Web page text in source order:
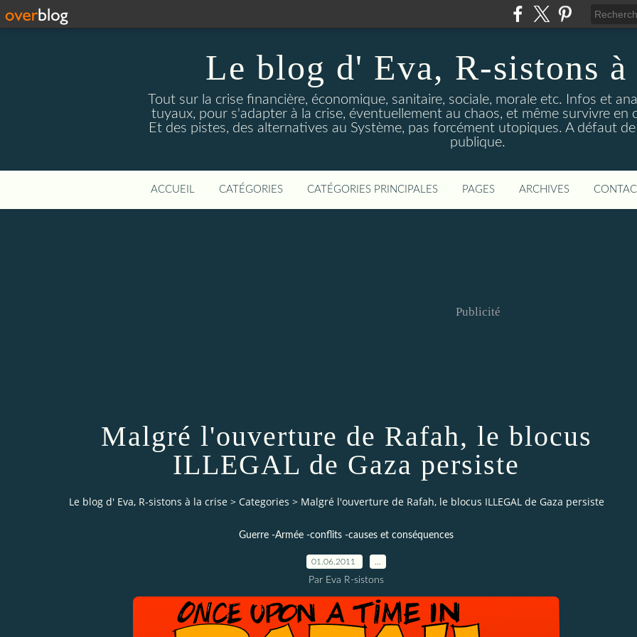
Le blog d' Eva, R-sistons à
Tout sur la crise financière, économique, sanitaire, sociale, morale etc. Infos et
tuyaux, pour s'adapter à la crise, éventuellement au chaos, et même survivre en
Et des pistes, des alternatives au Système, pas forcément utopiques. A défaut
publique.
ACCUEIL CATÉGORIES CATÉGORIES PRINCIPALES PAGES ARCHIVES
Publicité
Malgré l'ouverture de Rafah, le blocus
ILLEGAL de Gaza persiste
Le blog d' Eva, R-sistons à la crise > Categories > Malgré l'ouverture de Rafah, le blocus ILLEGAL de Gaza persiste
Guerre -Armée -conflits -causes et conséquences
01.06.2011
Par Eva R-sistons